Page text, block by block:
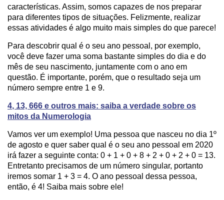
características. Assim, somos capazes de nos preparar
para diferentes tipos de situações. Felizmente, realizar
essas atividades é algo muito mais simples do que parece!
Para descobrir qual é o seu ano pessoal, por exemplo,
você deve fazer uma soma bastante simples do dia e do
mês de seu nascimento, juntamente com o ano em
questão. É importante, porém, que o resultado seja um
número sempre entre 1 e 9.
4, 13, 666 e outros mais: saiba a verdade sobre os
mitos da Numerologia
Vamos ver um exemplo! Uma pessoa que nasceu no dia 1º
de agosto e quer saber qual é o seu ano pessoal em 2020
irá fazer a seguinte conta: 0 + 1 + 0 + 8 + 2 + 0 + 2 + 0 = 13.
Entretanto precisamos de um número singular, portanto
iremos somar 1 + 3 = 4. O ano pessoal dessa pessoa,
então, é 4! Saiba mais sobre ele!